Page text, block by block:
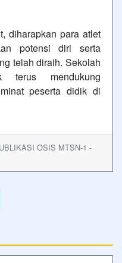
para atlet
potensi diri serta
telah diraih. Sekolah
terus mendukung
peserta didik di
OSIS MTSN-1 -